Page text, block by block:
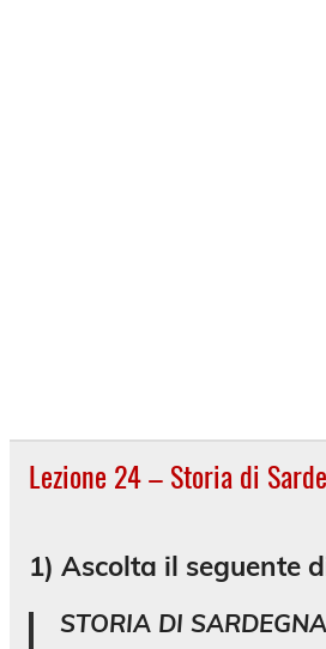
Lezione 24 – Storia di
1) Ascolta il seguente
STORIA DI SARDEGNA